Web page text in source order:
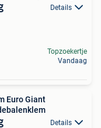
Details
Topzoekertje
Vandaag
Euro Giant
Details